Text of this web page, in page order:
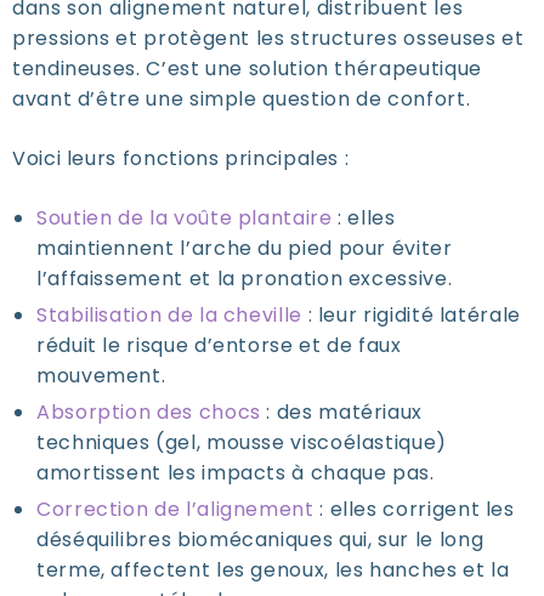
dans son alignement naturel, distribuent les
pressions et protègent les structures osseuses et
tendineuses. C’est une solution thérapeutique
avant d’être une simple question de confort.
Voici leurs fonctions principales :
Soutien de la voûte plantaire : elles
maintiennent l’arche du pied pour éviter
l’affaissement et la pronation excessive.
Stabilisation de la cheville : leur rigidité latérale
réduit le risque d’entorse et de faux
mouvement.
Absorption des chocs : des matériaux
techniques (gel, mousse viscoélastique)
amortissent les impacts à chaque pas.
Correction de l’alignement : elles corrigent les
déséquilibres biomécaniques qui, sur le long
terme, affectent les genoux, les hanches et la